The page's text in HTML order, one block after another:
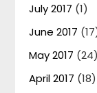
July 2017 (1)
June 2017
May 2017 (24)
April 2017 (18)